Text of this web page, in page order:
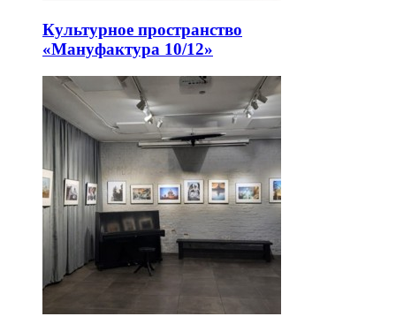
Культурное пространство
«Мануфактура 10/12»